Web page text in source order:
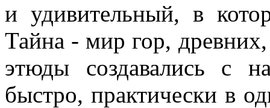
и удивительный, в
Тайна - мир гор,
этюды создавались с
быстро, практически в